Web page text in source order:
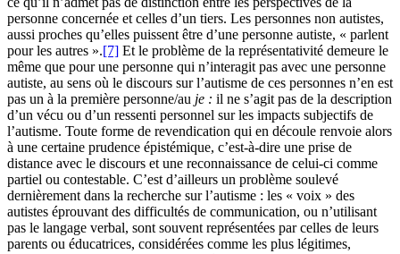
personne concernée et celles d’un tiers. Les personnes non autistes,
aussi proches qu’elles puissent être d’une personne autiste, « parlent
pour les autres ».[7] Et le problème de la représentativité demeure le
même que pour une personne qui n’interagit pas avec une personne
autiste, au sens où le discours sur l’autisme de ces personnes n’en est
pas un à la première personne/au je : il ne s’agit pas de la description
d’un vécu ou d’un ressenti personnel sur les impacts subjectifs de
l’autisme. Toute forme de revendication qui en découle renvoie alors
à une certaine prudence épistémique, c’est-à-dire une prise de
distance avec le discours et une reconnaissance de celui-ci comme
partiel ou contestable. C’est d’ailleurs un problème soulevé
dernièrement dans la recherche sur l’autisme : les « voix » des
autistes éprouvant des difficultés de communication, ou n’utilisant
pas le langage verbal, sont souvent représentées par celles de leurs
parents ou éducatrices, considérées comme les plus légitimes,